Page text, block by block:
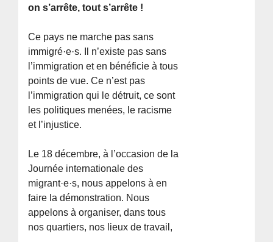
on s’arrête, tout s’arrête !
Ce pays ne marche pas sans
immigré·e·s. Il n’existe pas sans
l’immigration et en bénéficie à tous
points de vue. Ce n’est pas
l’immigration qui le détruit, ce sont
les politiques menées, le racisme
et l’injustice.
Le 18 décembre, à l’occasion de la
Journée internationale des
migrant·e·s, nous appelons à en
faire la démonstration. Nous
appelons à organiser, dans tous
nos quartiers, nos lieux de travail,